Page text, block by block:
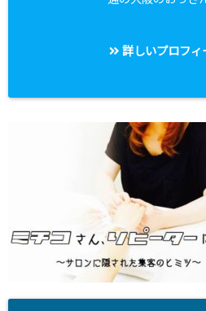
詳しいプロフィ